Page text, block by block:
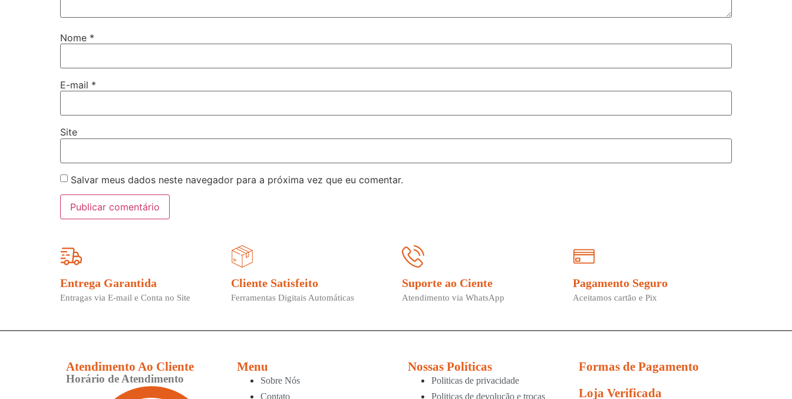
Nome *
E-mail *
Site
Salvar meus dados neste navegador para a próxima vez que eu comentar.
Entrega Garantida
Entragas via E-mail e Conta no Site
Cliente Satisfeito
Ferramentas Digitais Automáticas
Suporte ao Ciente
Atendimento via WhatsApp
Pagamento Seguro
Aceitamos cartão e Pix
Atendimento Ao Cliente
Horário de Atendimento
Menu
Sobre Nós
Contato
Nossas Políticas
Politicas de privacidade
Politicas de devolução e trocas
Formas de Pagamento
Loja Verificada